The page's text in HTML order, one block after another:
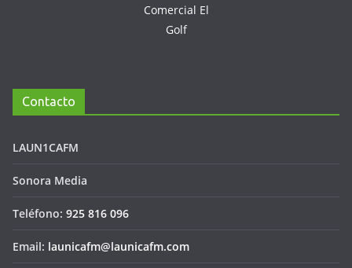
Contacto
LAUN1CAFM
Sonora Media
Teléfono: 925 816 096
Email: launicafm@launicafm.com